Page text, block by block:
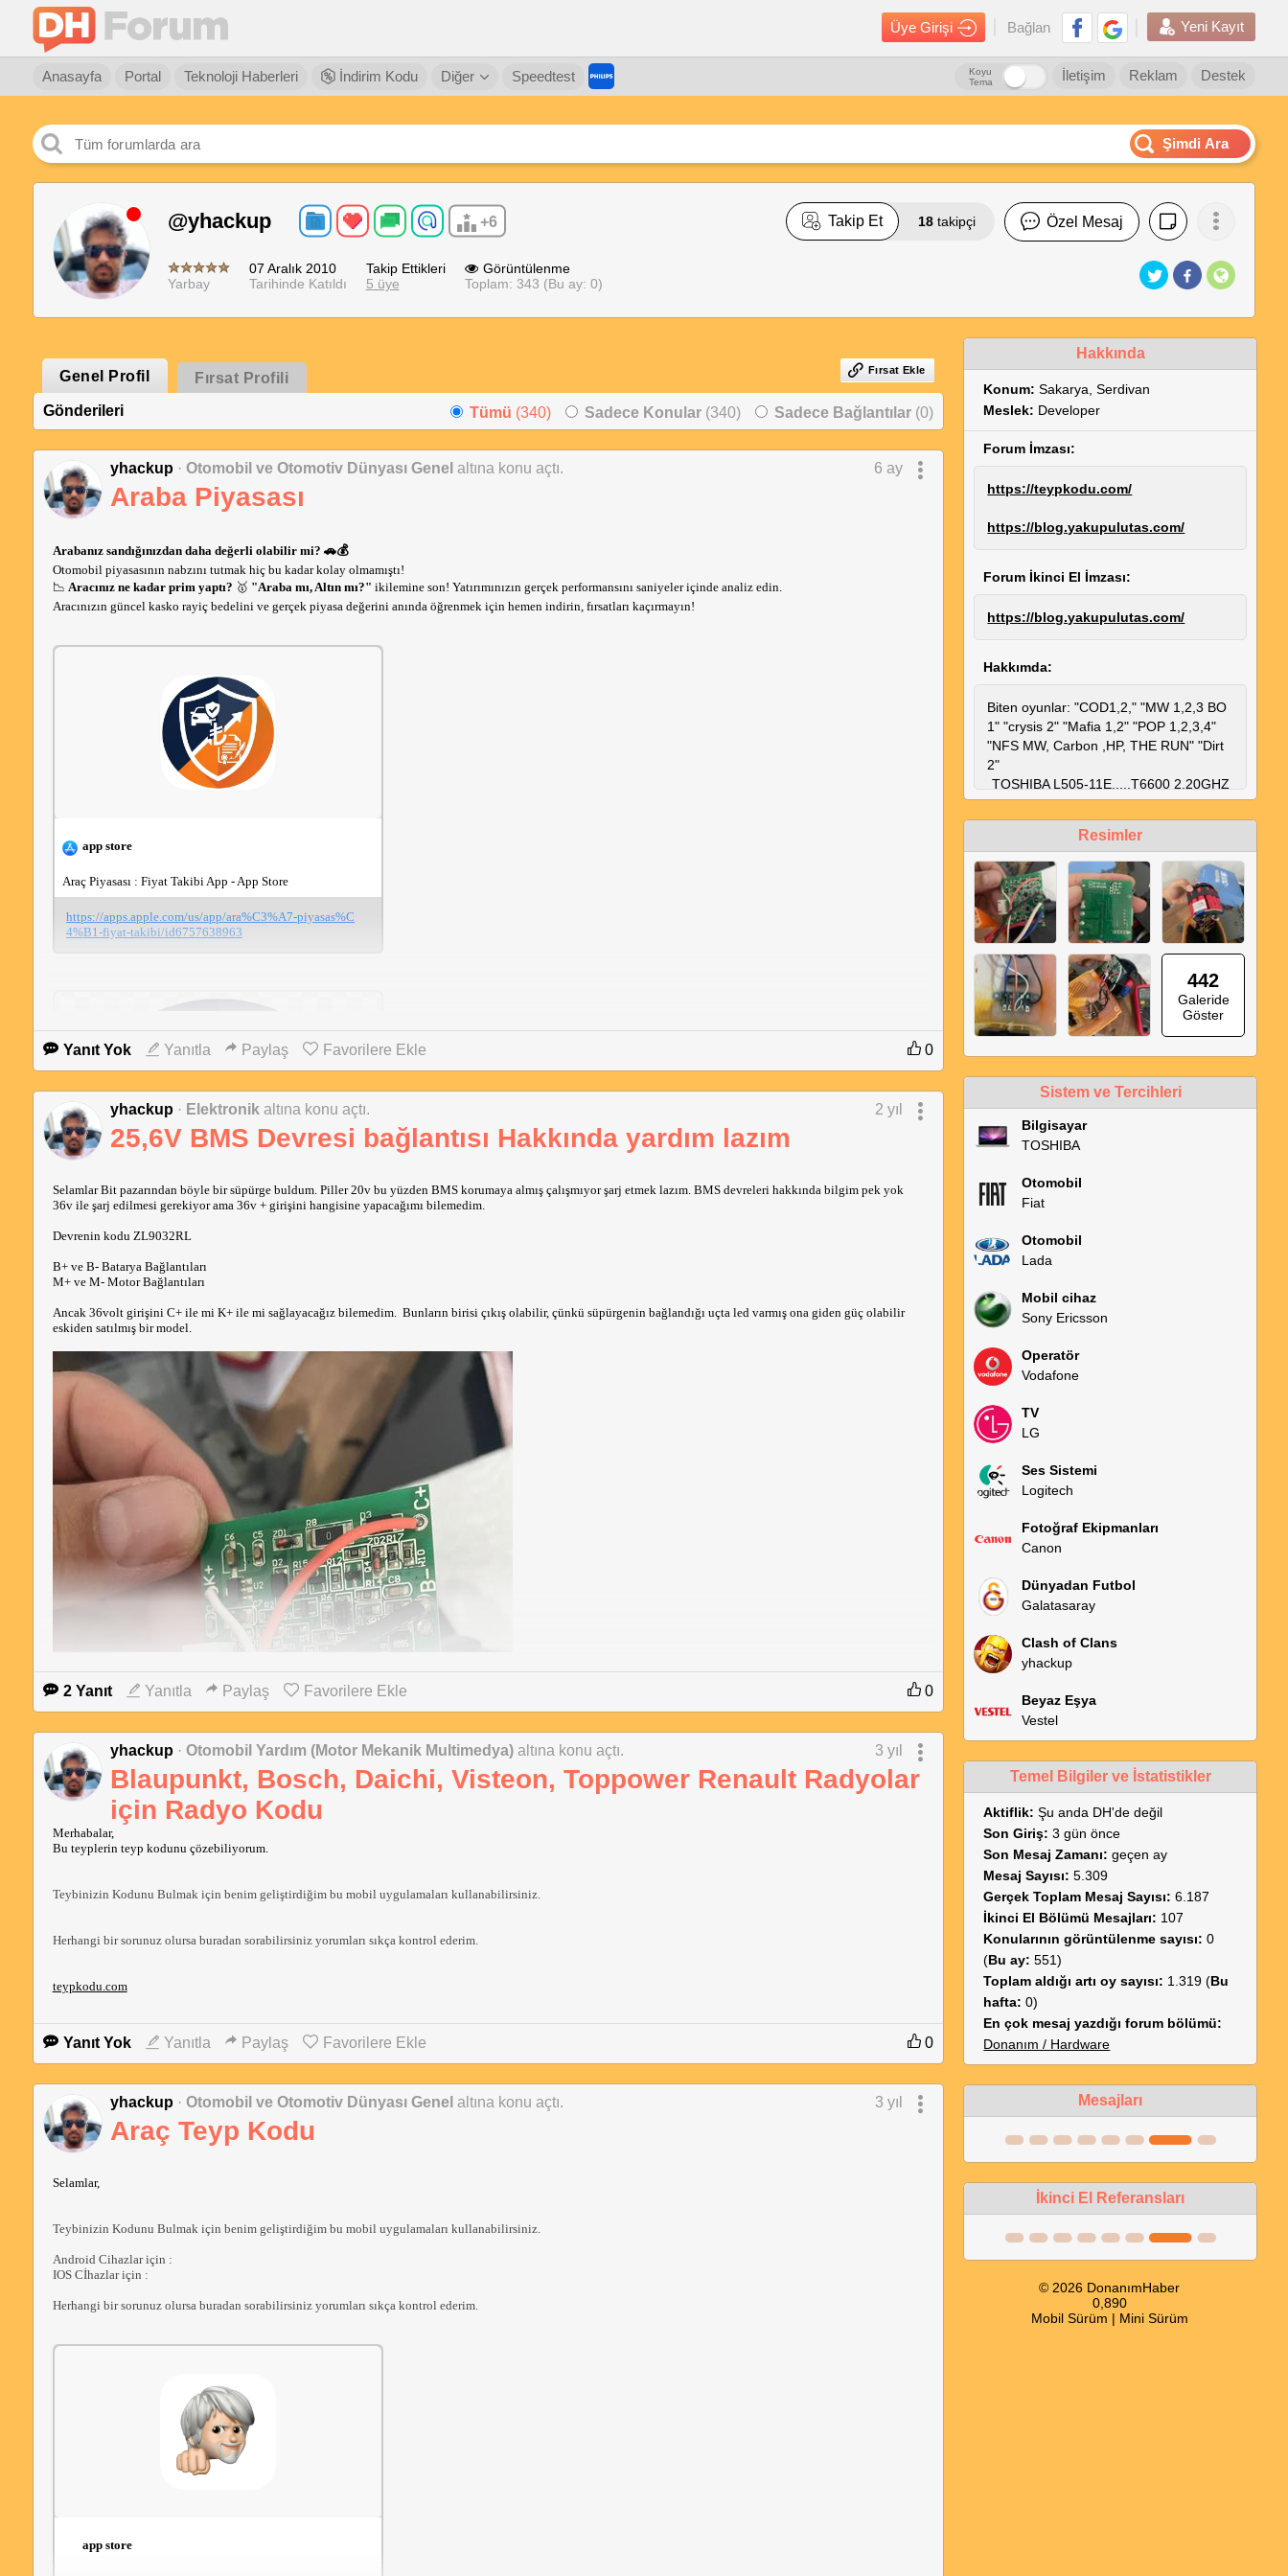
Üye Girişi Bağlan Yeni Kayıt
Anasayfa Portal Teknoloji Haberleri İndirim Kodu Diğer Speedtest Destek
Reklam
İletişim
Koyu
Tema
Şimdi Ara
@yhackup +6 Takip Et 18 takipçi Özel Mesaj
Yarbay
07 Aralık 2010
Tarihinde Katıldı
Takip Ettikleri
5 üye
Görüntülenme
Toplam: 343 (Bu ay: 0)
Genel Profil Fırsat Profili Fırsat Ekle
Gönderileri Tümü (340) Sadece Konular (340) Sadece Bağlantılar (0)
yhackup · Otomobil ve Otomotiv Dünyası Genel altına konu açtı. 6 ay
Araba Piyasası
Arabanız sandığınızdan daha değerli olabilir mi? 🚗💰
Otomobil piyasasının nabzını tutmak hiç bu kadar kolay olmamıştı!
📉 Aracınız ne kadar prim yaptı? 🥇 "Araba mı, Altın mı?" ikilemine son! Yatırımınızın gerçek performansını saniyeler içinde analiz edin.
Aracınızın güncel kasko rayiç bedelini ve gerçek piyasa değerini anında öğrenmek için hemen indirin, fırsatları kaçırmayın!
app store
Araç Piyasası : Fiyat Takibi App - App Store
https://apps.apple.com/us/app/ara%C3%A7-piyasas%C
4%B1-fiyat-takibi/id6757638963
Araç Piyasası: Fiyat Takip - Apps on Google Play
https://play.google.com/store/apps/details?id=com.yhack
up.arackaskorayicbedellistesi
Yanıt Yok Yanıtla Paylaş Favorilere Ekle 0
yhackup · Elektronik altına konu açtı. 2 yıl
25,6V BMS Devresi bağlantısı Hakkında yardım lazım
Selamlar Bit pazarından böyle bir süpürge buldum. Piller 20v bu yüzden BMS korumaya almış çalışmıyor şarj etmek lazım. BMS devreleri hakkında bilgim pek yok
36v ile şarj edilmesi gerekiyor ama 36v + girişini hangisine yapacağımı bilemedim.
Devrenin kodu ZL9032RL
B+ ve B- Batarya Bağlantıları
M+ ve M- Motor Bağlantıları
Ancak 36volt girişini C+ ile mi K+ ile mi sağlayacağız bilemedim.  Bunların birisi çıkış olabilir, çünkü süpürgenin bağlandığı uçta led varmış ona giden güç olabilir
eskiden satılmış bir model.
2 Yanıt Yanıtla Paylaş Favorilere Ekle 0
yhackup · Otomobil Yardım (Motor Mekanik Multimedya) altına konu açtı. 3 yıl
Blaupunkt, Bosch, Daichi, Visteon, Toppower Renault Radyolar
için Radyo Kodu
Merhabalar,
Bu teyplerin teyp kodunu çözebiliyorum.
Teybinizin Kodunu Bulmak için benim geliştirdiğim bu mobil uygulamaları kullanabilirsiniz.
Herhangi bir sorunuz olursa buradan sorabilirsiniz yorumları sıkça kontrol ederim.
teypkodu.com
Yanıt Yok Yanıtla Paylaş Favorilere Ekle 0
yhackup · Otomobil ve Otomotiv Dünyası Genel altına konu açtı. 3 yıl
Araç Teyp Kodu
Selamlar,
Teybinizin Kodunu Bulmak için benim geliştirdiğim bu mobil uygulamaları kullanabilirsiniz.
Android Cihazlar için :
IOS Cİhazlar için :
Herhangi bir sorunuz olursa buradan sorabilirsiniz yorumları sıkça kontrol ederim.
app store
Hakkında
Konum: Sakarya, Serdivan
Meslek: Developer
Forum İmzası:
https://teypkodu.com/
https://blog.yakupulutas.com/
Forum İkinci El İmzası:
https://blog.yakupulutas.com/
Hakkımda:
Biten oyunlar: "COD1,2," "MW 1,2,3 BO
1" "crysis 2" "Mafia 1,2" "POP 1,2,3,4"
"NFS MW, Carbon ,HP, THE RUN" "Dirt
2"
TOSHIBA L505-11E.....T6600 2.20GHZ
ATY HD4650 1GB AYRILMIS
3.8GB(128bit) 6GB DDR3
RAM......320GB HDD
Resimler
442
Galeride
Göster
Sistem ve Tercihleri
Bilgisayar
TOSHIBA
Otomobil
Fiat
Otomobil
Lada
Mobil cihaz
Sony Ericsson
Operatör
Vodafone
TV
LG
Ses Sistemi
Logitech
Fotoğraf Ekipmanları
Canon
Dünyadan Futbol
Galatasaray
Clash of Clans
yhackup
Beyaz Eşya
Vestel
Temel Bilgiler ve İstatistikler
Aktiflik: Şu anda DH'de değil
Son Giriş: 3 gün önce
Son Mesaj Zamanı: geçen ay
Mesaj Sayısı: 5.309
Gerçek Toplam Mesaj Sayısı: 6.187
İkinci El Bölümü Mesajları: 107
Konularının görüntülenme sayısı: 0
(Bu ay: 551)
Toplam aldığı artı oy sayısı: 1.319 (Bu
hafta: 0)
En çok mesaj yazdığı forum bölümü:
Donanım / Hardware
Mesajları
İkinci El Referansları
© 2026 DonanımHaber
0,890
Mobil Sürüm | Mini Sürüm